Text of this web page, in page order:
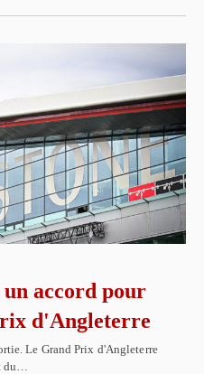
accord pour
d'Angleterre
Le Grand Prix d'Angleterre
du…